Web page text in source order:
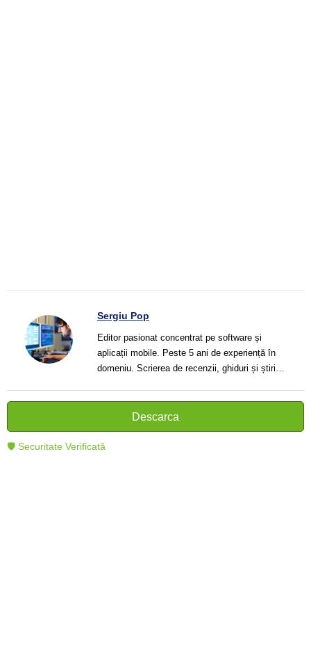
Sergiu Pop
Editor pasionat concentrat pe software și
aplicații mobile. Peste 5 ani de experiență în
domeniu. Scrierea de recenzii, ghiduri și știri.
cititorii să înțeleagă și să folosească mai bine
tehnologia modernă.
Descarca
🛡 Securitate Verificată